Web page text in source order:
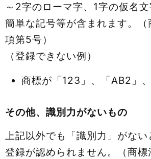
～2字のローマ字、1字の仮名
簡単な記号等が含まれます。（
項第5号）
（登録できない例）
商標が「123」、「AB2」、
その他、識別力がないもの
上記以外でも「識別力」がな
登録が認められません。（商